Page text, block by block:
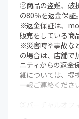
②商品の盗難、破
の80％を返金保証。
※返金保証は、
販売をしている商
※災害時や事故な
の場合は、店舗で
ニティからの返金
細については、提
一報ご連絡くださ
③バーチャルオフ